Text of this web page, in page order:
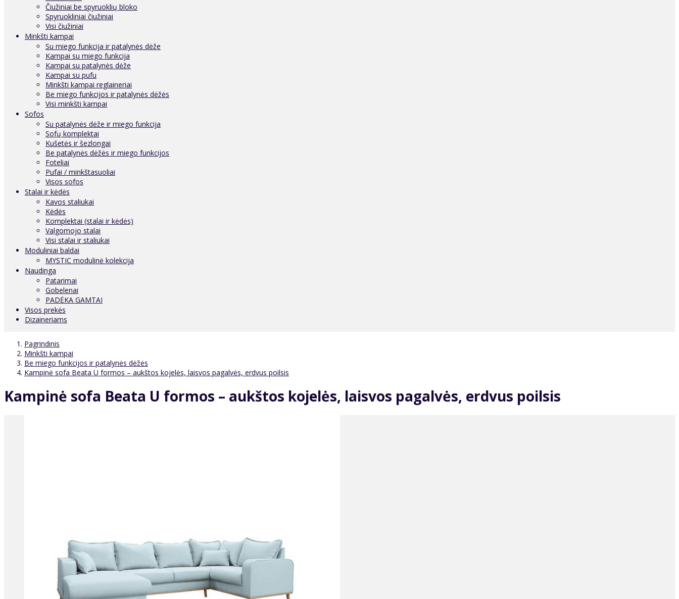
Čiužiniai be spyruoklių bloko
Spyruokliniai čiužiniai
Visi čiužiniai
Minkšti kampai
Su miego funkcija ir patalynės dėže
Kampai su miego funkcija
Kampai su patalynės dėže
Kampai su pufu
Minkšti kampai reglaineriai
Be miego funkcijos ir patalynės dėžės
Visi minkšti kampai
Sofos
Su patalynės dėže ir miego funkcija
Sofų komplektai
Kušetės ir šezlongai
Be patalynės dėžės ir miego funkcijos
Foteliai
Pufai / minkštasuoliai
Visos sofos
Stalai ir kėdės
Kavos staliukai
Kėdės
Komplektai (stalai ir kėdės)
Valgomojo stalai
Visi stalai ir staliukai
Moduliniai baldai
MYSTIC modulinė kolekcija
Naudinga
Patarimai
Gobelenai
PADĖKA GAMTAI
Visos prekės
Dizaineriams
Pagrindinis
Minkšti kampai
Be miego funkcijos ir patalynės dėžės
Kampinė sofa Beata U formos – aukštos kojelės, laisvos pagalvės, erdvus poilsis
Kampinė sofa Beata U formos – aukštos kojelės, laisvos pagalvės, erdvus poilsis